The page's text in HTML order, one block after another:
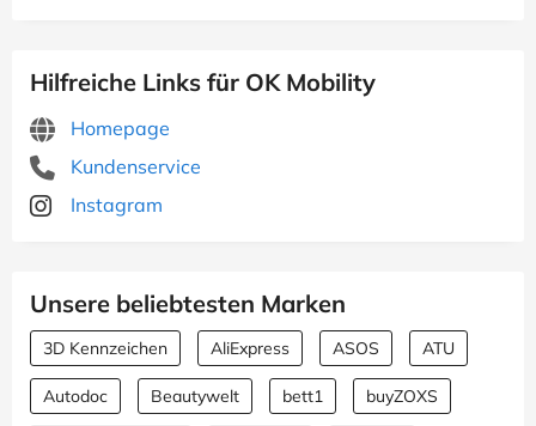
Hilfreiche Links für OK Mobility
Homepage
Kundenservice
Instagram
Unsere beliebtesten Marken
3D Kennzeichen AliExpress ASOS ATU
Autodoc Beautywelt bett1 buyZOXS